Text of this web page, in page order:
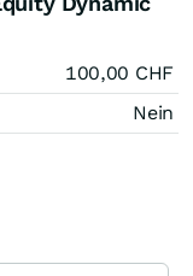
100,00 CHF
Nein